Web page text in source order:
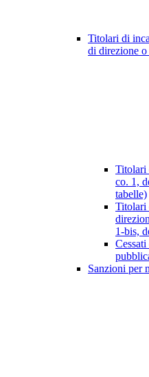
Titolari di
di direzione
Titolari
co. 1,
tabelle)
Titolari
1-bis,
Sanzioni per